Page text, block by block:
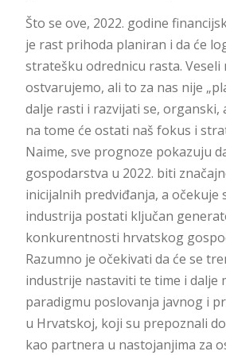
Što se ove, 2022. godine
je rast prihoda planiran i da će
stratešku odrednicu rasta. Veseli
ostvarujemo, ali to za nas nije
dalje rasti i razvijati se, organski,
na tome će ostati naš fokus i
Naime, sve prognoze pokazuju
gospodarstva u 2022. biti
inicijalnih predviđanja, a očekuje
industrija postati ključan
konkurentnosti hrvatskog
Razumno je očekivati da će se
industrije nastaviti te time i dalje
paradigmu poslovanja javnog i
u Hrvatskoj, koji su prepoznali
kao partnera u nastojanjima za